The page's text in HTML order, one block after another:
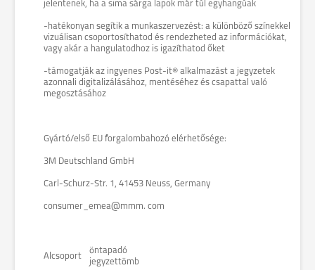
jelentenek, ha a sima sárga lapok már túl egyhangúak
-hatékonyan segítik a munkaszervezést: a különböző színekkel
vizuálisan csoportosíthatod és rendezheted az információkat,
vagy akár a hangulatodhoz is igazíthatod őket
-támogatják az ingyenes Post-it® alkalmazást a jegyzetek
azonnali digitalizálásához, mentéséhez és csapattal való
megosztásához
Gyártó/első EU forgalombahozó elérhetősége:
3M Deutschland GmbH
Carl-Schurz-Str. 1, 41453 Neuss, Germany
consumer_emea@mmm. com
Alcsoport
öntapadó
jegyzettömb